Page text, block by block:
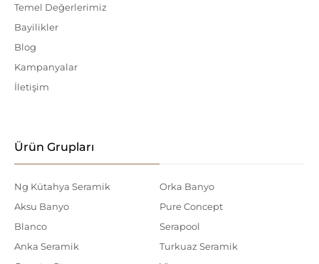
Temel Değerlerimiz
Bayilikler
Blog
Kampanyalar
İletişim
Ürün Grupları
Ng Kütahya Seramik
Aksu Banyo
Blanco
Anka Seramik
Orka Banyo
Pure Concept
Serapool
Turkuaz Seramik